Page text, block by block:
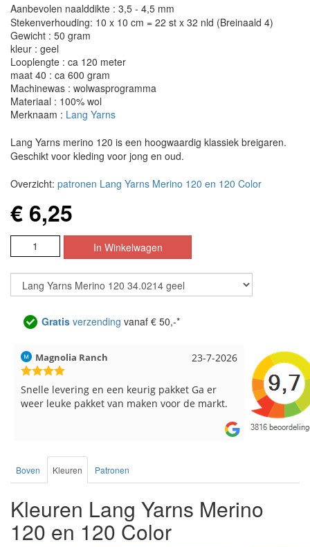
Aanbevolen naalddikte : 3,5 - 4,5 mm
Stekenverhouding: 10 x 10 cm = 22 st x 32 nld (Breinaald 4)
Gewicht : 50 gram
kleur : geel
Looplengte : ca 120 meter
maat 40 : ca 600 gram
Machinewas : wolwasprogramma
Materiaal : 100% wol
Merknaam : Lang Yarns
Lang Yarns merino 120 is een hoogwaardig klassiek breigaren.
Geschikt voor kleding voor jong en oud.
Overzicht: patronen Lang Yarns Merino 120 en 120 Color
€ 6,25
Gratis verzending vanaf € 50,-*
17-7-2026
Hilde uit Loyers
Reeds meerdere keren breigaren en
breinaalden besteld, altijd heel tevreden over
Loes uit
Snelle
Boven Kleuren Patronen
Kleuren Lang Yarns Merino
120 en 120 Color